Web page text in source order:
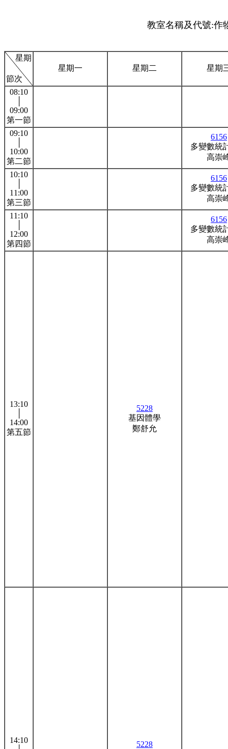
教室名稱及代號:作
星期
節次
星期一 星期二 星期
08:10
09:00
第一節
09:10
10:00
第二節
6156
多變數統
高崇
10:10
11:00
第三節
6156
多變數統
高崇
11:10
12:00
第四節
6156
多變數統
高崇
13:10
14:00
第五節
5228
基因體學
鄭舒允
14:10
5228